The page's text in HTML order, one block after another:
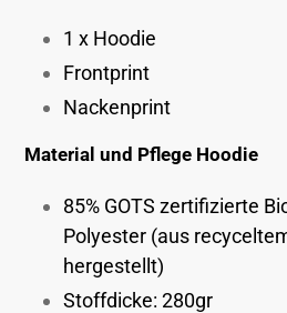
Warenkorb
hinzugefügt
1 x Hoodie
Frontprint
Nackenprint
Material und Pflege Hoodie
85% GOTS zertifizierte
Polyester (aus
hergestellt)
Stoffdicke: 280gr